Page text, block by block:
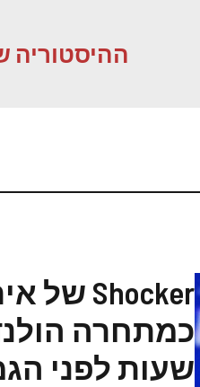
ההיסטוריה
כמתחרה
שעות לפני